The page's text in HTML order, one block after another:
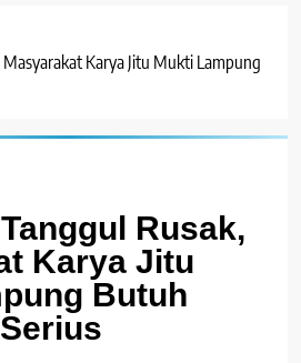
Masyarakat Karya Jitu Mukti Lampung
Rusak,
Karya Jitu
Butuh